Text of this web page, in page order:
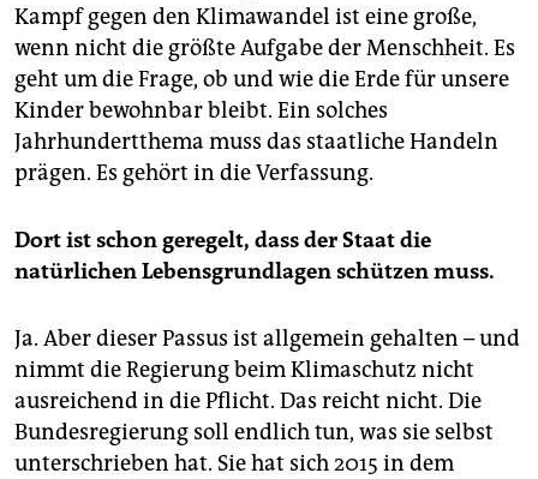
Kampf gegen den Klimawandel ist eine große,
wenn nicht die größte Aufgabe der Menschheit. Es
geht um die Frage, ob und wie die Erde für unsere
Kinder bewohnbar bleibt. Ein solches
Jahrhundertthema muss das staatliche Handeln
prägen. Es gehört in die Verfassung.
Dort ist schon geregelt, dass der Staat die
natürlichen Lebensgrundlagen schützen muss.
Ja. Aber dieser Passus ist allgemein gehalten – und
nimmt die Regierung beim Klimaschutz nicht
ausreichend in die Pflicht. Das reicht nicht. Die
Bundesregierung soll endlich tun, was sie selbst
unterschrieben hat. Sie hat sich 2015 in dem